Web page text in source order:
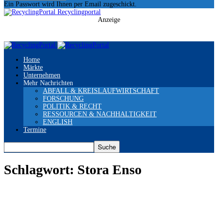
Ein Passwort wird Ihnen per Email zugeschickt.
Recyclingportal
Anzeige
Home
Märkte
Unternehmen
Mehr Nachrichten
ABFALL & KREISLAUFWIRTSCHAFT
FORSCHUNG
POLITIK & RECHT
RESSOURCEN & NACHHALTIGKEIT
ENGLISH
Termine
Schlagwort: Stora Enso